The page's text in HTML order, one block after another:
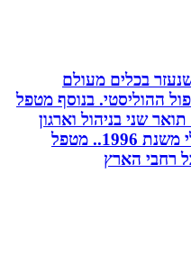
בכלים מעולם
בנוסף מטפל
בניהול וארגון
מערכות חינוך. ניסיון טיפולי משנת 1996.. מטפל
הארץ